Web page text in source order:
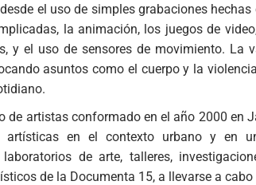
el uso de simples grabaciones
la animación, los juegos de
y el uso de sensores de movimiento. La
asuntos como el cuerpo y la
de artistas conformado en el año 2000 en
artísticas en el contexto urbano y en
de arte, talleres,
de la Documenta 15, a llevarse a cabo